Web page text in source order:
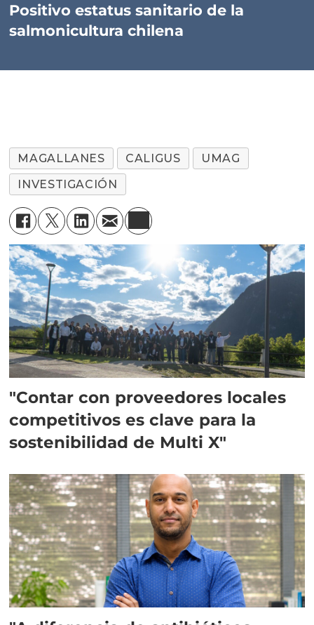
Positivo estatus sanitario de la
salmonicultura chilena
MAGALLANES CALIGUS
UMAG
INVESTIGACIÓN
"Contar con proveedores locales
competitivos es clave para la
sostenibilidad de Multi X"